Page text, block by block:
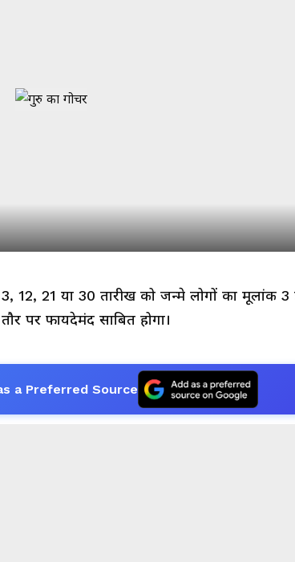
12, 21 या 30 तारीख को जन्मे लोगों का मूलांक 3
पर फायदेमंद साबित होगा।
a Preferred Source